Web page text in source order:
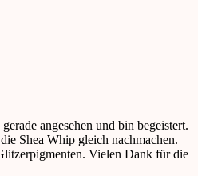
angesehen und bin begeistert.
Shea Whip gleich nachmachen.
Vielen Dank für die